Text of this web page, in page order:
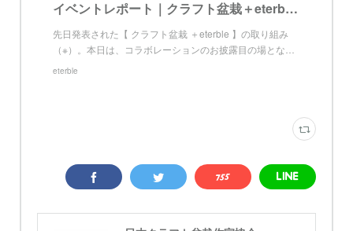
イベントレポート｜クラフト盆栽＋eterble のテーブルコーディネートを初披露 | eterble
先日発表された【 クラフト盆栽 ＋eterble 】の取り組み
（※）。本日は、コラボレーションのお披露目の場とな…
eterble